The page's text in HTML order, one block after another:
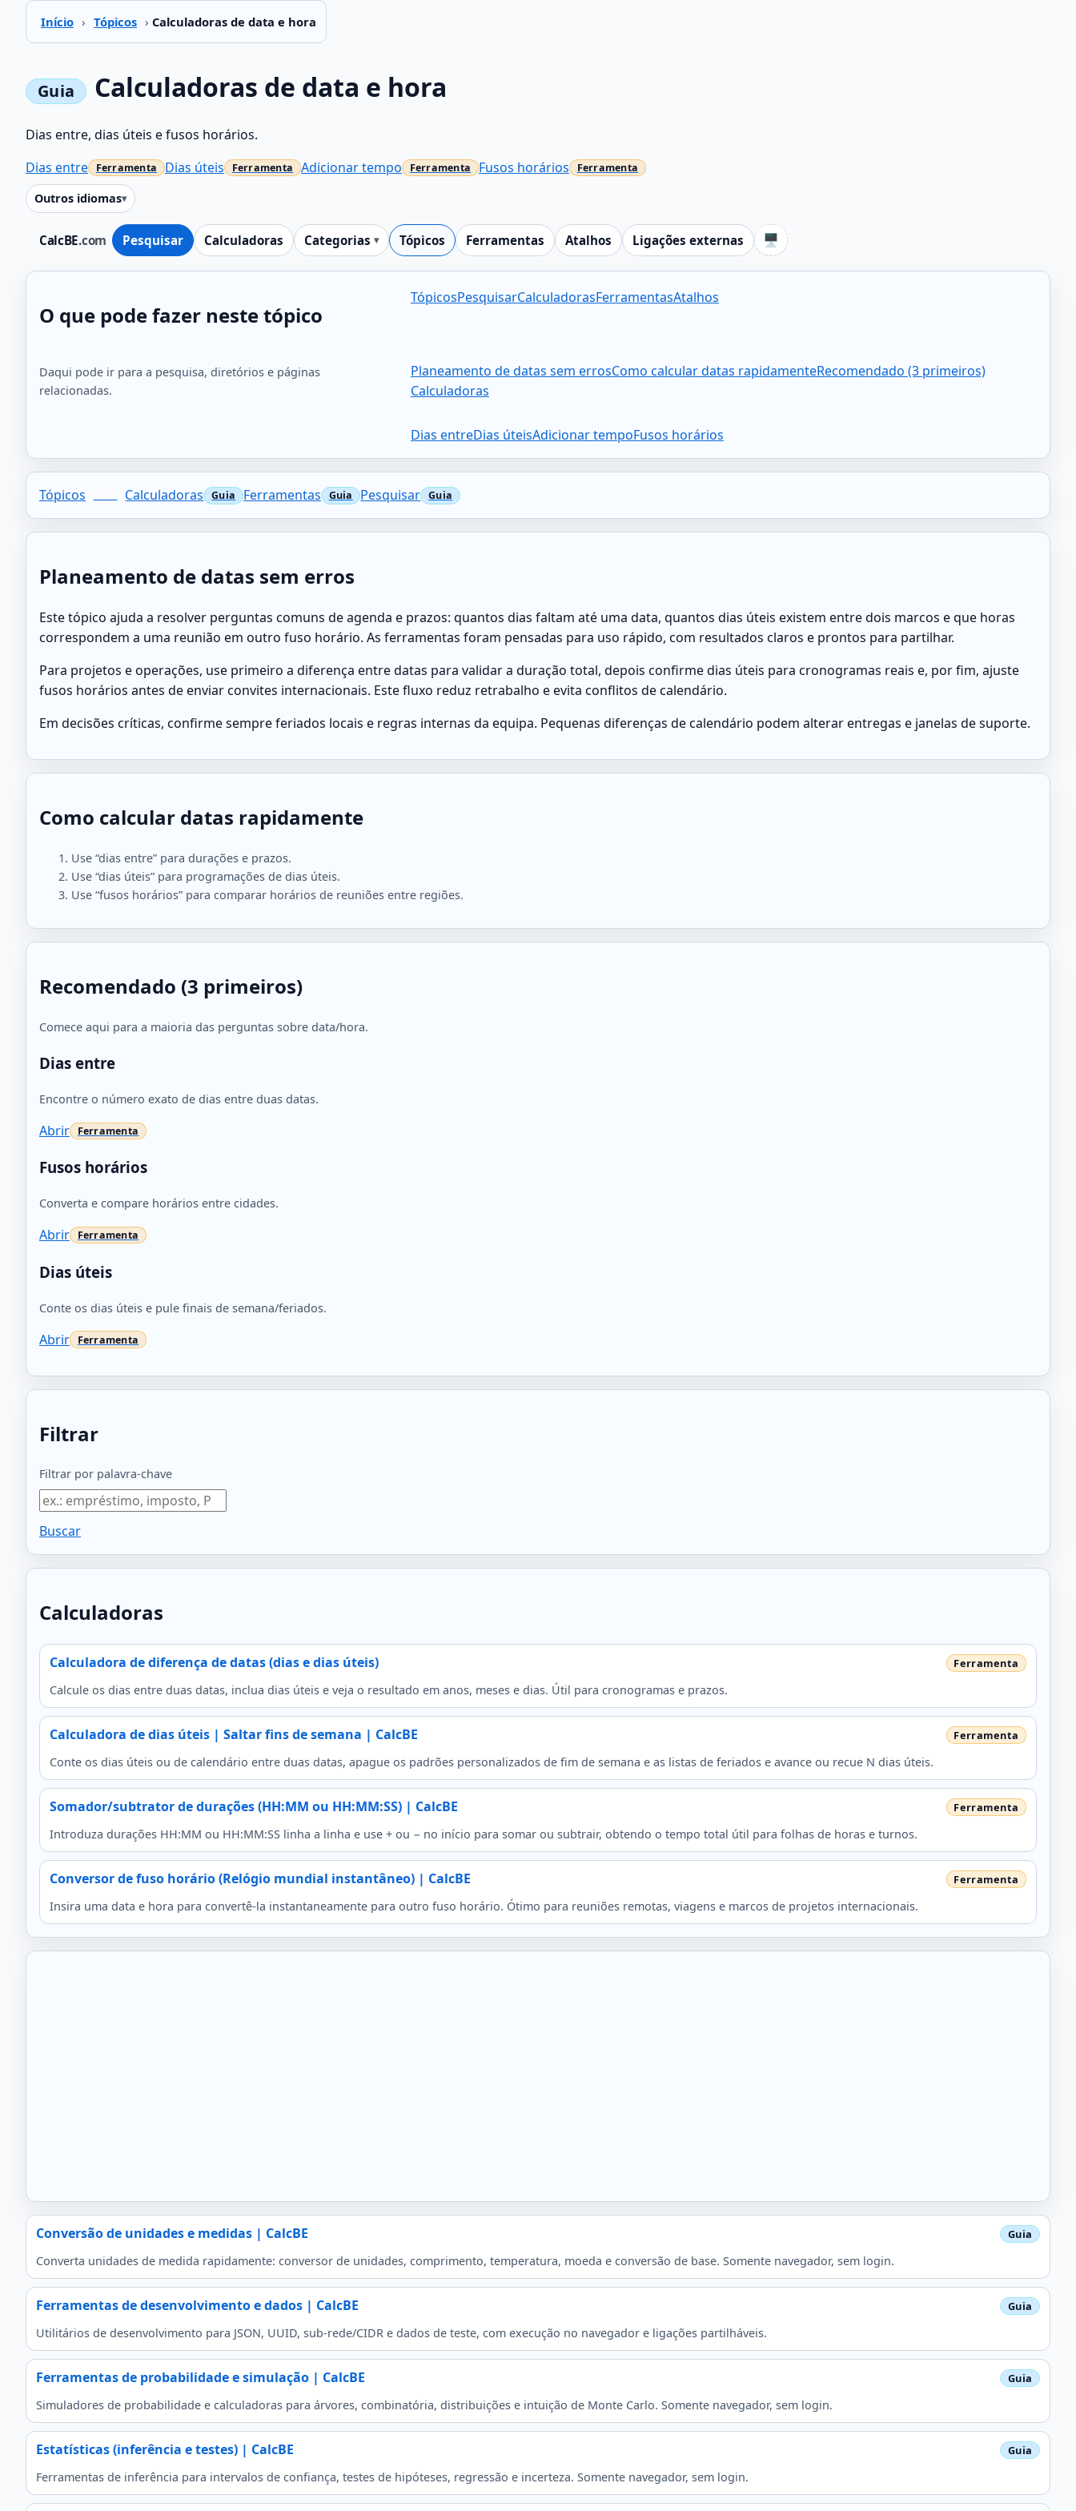
Início › Tópicos › Calculadoras de data e hora
CalcBE.com Pesquisar Calculadoras Categorias Tópicos Ferramentas Atalhos Ligações externas 🖥️
Calculadoras de data e hora
Dias entre, dias úteis e fusos horários.
Dias entre
Dias úteis Adicionar tempo Fusos horários
Outros idiomas
O que pode fazer neste tópico
Daqui pode ir para a pesquisa, diretórios e páginas
relacionadas.
TópicosPesquisarCalculadorasFerramentasAtalhos
Planeamento de datas sem errosComo calcular datas rapidamenteRecomendado (3 primeiros)
Calculadoras
Dias entreDias úteisAdicionar tempoFusos horários
Tópicos Calculadoras Ferramentas Pesquisar
Planeamento de datas sem erros
Este tópico ajuda a resolver perguntas comuns de agenda e prazos: quantos dias faltam até uma data, quantos dias úteis existem entre dois marcos e que horas
correspondem a uma reunião em outro fuso horário. As ferramentas foram pensadas para uso rápido, com resultados claros e prontos para partilhar.
Para projetos e operações, use primeiro a diferença entre datas para validar a duração total, depois confirme dias úteis para cronogramas reais e, por fim, ajuste
fusos horários antes de enviar convites internacionais. Este fluxo reduz retrabalho e evita conflitos de calendário.
Em decisões críticas, confirme sempre feriados locais e regras internas da equipa. Pequenas diferenças de calendário podem alterar entregas e janelas de suporte.
Como calcular datas rapidamente
Use “dias entre” para durações e prazos.
Use “dias úteis” para programações de dias úteis.
Use “fusos horários” para comparar horários de reuniões entre regiões.
Recomendado (3 primeiros)
Comece aqui para a maioria das perguntas sobre data/hora.
Dias entre
Encontre o número exato de dias entre duas datas.
Abrir
Fusos horários
Converta e compare horários entre cidades.
Abrir
Dias úteis
Conte os dias úteis e pule finais de semana/feriados.
Abrir
Filtrar
Filtrar por palavra‑chave
Buscar
Calculadoras
Calculadora de diferença de datas (dias e dias úteis)
Calcule os dias entre duas datas, inclua dias úteis e veja o resultado em anos, meses e dias. Útil para cronogramas e prazos.
Calculadora de dias úteis | Saltar fins de semana | CalcBE
Conte os dias úteis ou de calendário entre duas datas, apague os padrões personalizados de fim de semana e as listas de feriados e avance ou recue N dias úteis.
Somador/subtrator de durações (HH:MM ou HH:MM:SS) | CalcBE
Introduza durações HH:MM ou HH:MM:SS linha a linha e use + ou − no início para somar ou subtrair, obtendo o tempo total útil para folhas de horas e turnos.
Conversor de fuso horário (Relógio mundial instantâneo) | CalcBE
Insira uma data e hora para convertê-la instantaneamente para outro fuso horário. Ótimo para reuniões remotas, viagens e marcos de projetos internacionais.
Conversão de unidades e medidas | CalcBE
Converta unidades de medida rapidamente: conversor de unidades, comprimento, temperatura, moeda e conversão de base. Somente navegador, sem login.
Ferramentas de desenvolvimento e dados | CalcBE
Utilitários de desenvolvimento para JSON, UUID, sub-rede/CIDR e dados de teste, com execução no navegador e ligações partilháveis.
Ferramentas de probabilidade e simulação | CalcBE
Simuladores de probabilidade e calculadoras para árvores, combinatória, distribuições e intuição de Monte Carlo. Somente navegador, sem login.
Estatísticas (inferência e testes) | CalcBE
Ferramentas de inferência para intervalos de confiança, testes de hipóteses, regressão e incerteza. Somente navegador, sem login.